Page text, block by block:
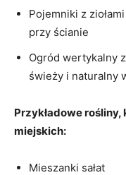
Pojemniki z
⁤przy ​ścianie
Ogród⁤ wertykalny
świeży i naturalny
Przykładowe
miejskich:
Mieszanki sałat ⁤